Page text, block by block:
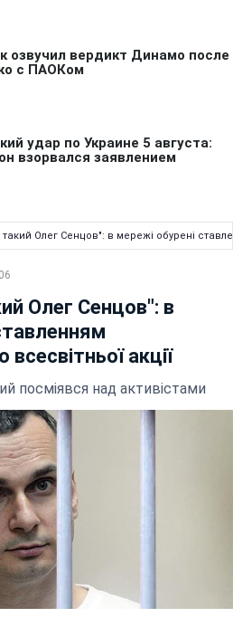
Олег Сенцов": в мережі обурені
Олег Сенцов": в
акції
посміявся над активістами